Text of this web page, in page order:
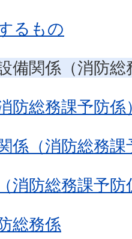
るもの
備関係（消防総
防総務課予防係
係（消防総務課
消防総務課予防
総務係